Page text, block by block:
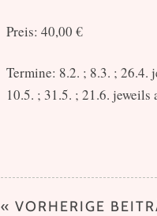
Preis: 40,00 €
Termine: 8.2. ; 8.3. ; 26.4.
10.5. ; 31.5. ; 21.6. jeweils
« VORHERIGE